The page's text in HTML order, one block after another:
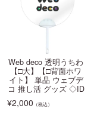
Web deco 透明うちわ
【□大】【□背面ホワ
イト】 単品 ウェブデ
コ 推し活 グッズ ◇ID
¥2,000 （税込）